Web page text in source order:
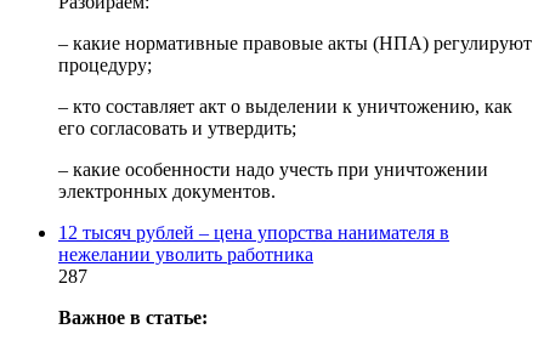
– какие нормативные правовые акты (НПА) регулируют
процедуру;
– кто составляет акт о выделении к уничтожению, как
его согласовать и утвердить;
– какие особенности надо учесть при уничтожении
электронных документов.
12 тысяч рублей – цена упорства нанимателя в
нежелании уволить работника
287
Важное в статье: